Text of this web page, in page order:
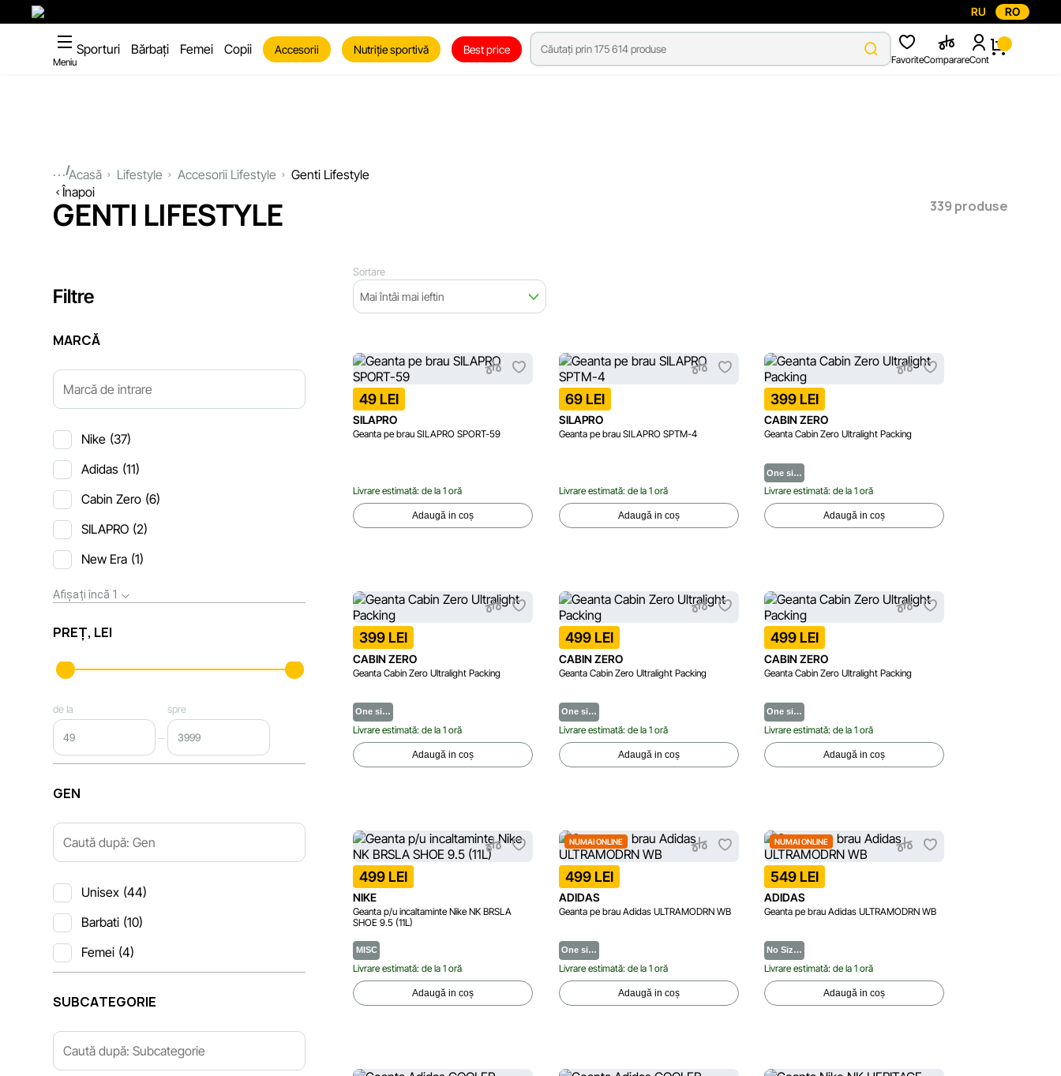
RU RO
Meniu
Sporturi Bărbați Femei Copii Accesorii Nutriție sportivă Best price
FavoriteComparareCont
...Acasă Lifestyle Accesorii Lifestyle
Genti Lifestyle
Înapoi
GENTI LIFESTYLE 339 produse
Filtre
MARCĂ
Nike (37)
Adidas (11)
Cabin Zero (6)
SILAPRO (2)
New Era (1)
Afișați încă 1
PREȚ, LEI
de la spre
GEN
Unisex (44)
Barbati (10)
Femei (4)
SUBCATEGORIE
Sortare
Mai întâi mai ieftin
49 LEI
SILAPRO
Geanta pe brau SILAPRO SPORT-59
Livrare estimată: de la 1 oră
Adaugă in coș
69 LEI
SILAPRO
Geanta pe brau SILAPRO SPTM-4
Livrare estimată: de la 1 oră
Adaugă in coș
399 LEI
CABIN ZERO
Geanta Cabin Zero Ultralight Packing
One si…
Livrare estimată: de la 1 oră
Adaugă in coș
399 LEI
CABIN ZERO
Geanta Cabin Zero Ultralight Packing
One si…
Livrare estimată: de la 1 oră
Adaugă in coș
499 LEI
CABIN ZERO
Geanta Cabin Zero Ultralight Packing
One si…
Livrare estimată: de la 1 oră
Adaugă in coș
499 LEI
CABIN ZERO
Geanta Cabin Zero Ultralight Packing
One si…
Livrare estimată: de la 1 oră
Adaugă in coș
499 LEI
NIKE
Geanta p/u incaltaminte Nike NK BRSLA
SHOE 9.5 (11L)
MISC
Livrare estimată: de la 1 oră
Adaugă in coș
NUMAI ONLINE
499 LEI
ADIDAS
Geanta pe brau Adidas ULTRAMODRN WB
One si…
Livrare estimată: de la 1 oră
Adaugă in coș
NUMAI ONLINE
549 LEI
ADIDAS
Geanta pe brau Adidas ULTRAMODRN WB
No Siz…
Livrare estimată: de la 1 oră
Adaugă in coș